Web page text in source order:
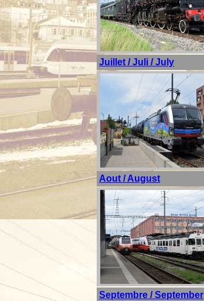
Juillet / Juli / July
Aout / August
Septembre / September